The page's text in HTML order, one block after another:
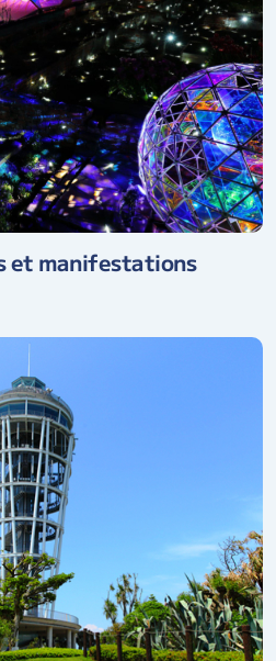
et manifestations